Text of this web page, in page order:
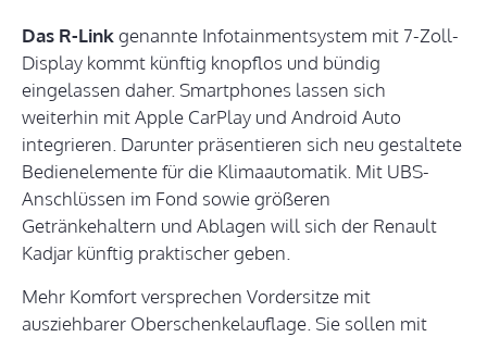
Das R-Linkgenannte Infotainmentsystem mit 7-Zoll-
Display kommt künftig knopflos und bündig
eingelassen daher. Smartphones lassen sich
weiterhin mit Apple CarPlay und Android Auto
integrieren. Darunter präsentieren sich neu gestaltete
Bedienelemente für die Klimaautomatik. Mit UBS-
Anschlüssen im Fond sowie größeren
Getränkehaltern und Ablagen will sich der Renault
Kadjar künftig praktischer geben.
Mehr Komfort versprechen Vordersitze mit
ausziehbarer Oberschenkelauflage. Sie sollen mit